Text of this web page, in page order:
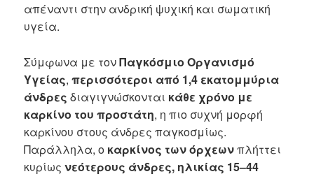
απέναντι στην ανδρική ψυχική και σωματική
υγεία.
Σύμφωνα με τονΠαγκόσμιο Οργανισμό
Υγείας,περισσότεροι από 1,4 εκατομμύρια
άνδρες διαγιγνώσκονται κάθε χρόνο με
καρκίνο του προστάτη, η πιο συχνή μορφή
καρκίνου στους άνδρες παγκοσμίως.
Παράλληλα, ο καρκίνος των όρχεωνπλήττει
κυρίωςνεότερους άνδρες, ηλικίας 15–44